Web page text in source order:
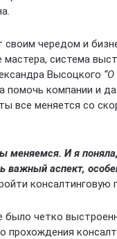
своим чередом и
система
Высоцкого
помочь компании и
все меняется со
меняемся. И я
важный аспект,
консалтинговую
было четко